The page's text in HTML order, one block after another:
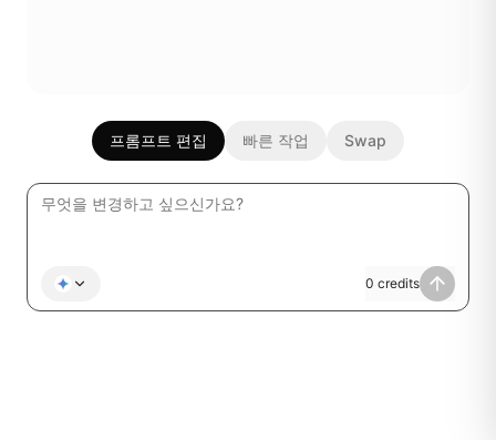
프롬프트 편집 빠른 작업 Swap
0 credits